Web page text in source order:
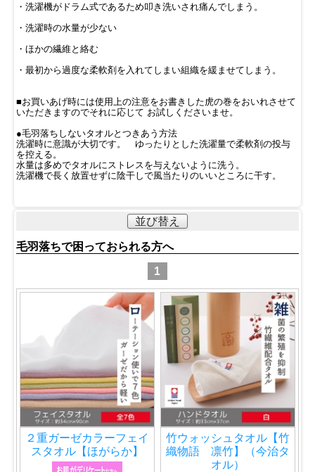
・洗濯機がドラム式であるため叩き洗いされ痛んでしまう。
・洗濯時の水量が少ない
・ほかの繊維と絡む
・最初から過度な柔軟剤を入れてしまい組織を緩ませてしまう。
■お買いあげ時には使用上の注意をお書きした虎の巻をおいれさせて
いただきますのでそれに応じて お試しくださいませ。
●毛羽落ちしないタオルとつきあう方法
洗濯時に意識が大切です。 ゆったりとした洗濯量で柔軟剤の投与
を控える。
水量は多めでタオルにストレスを与えないように洗う。
洗濯機で長く放置せずに陰干しで風当たりのいいところに干す。
並び替え
毛羽落ちで困っておられる方へ
1
２重ガーゼカラーフェイ
スタオル【ほがらか】
竹ウォッシュタオル【竹
織物語 凛竹】（今治タ
オル）